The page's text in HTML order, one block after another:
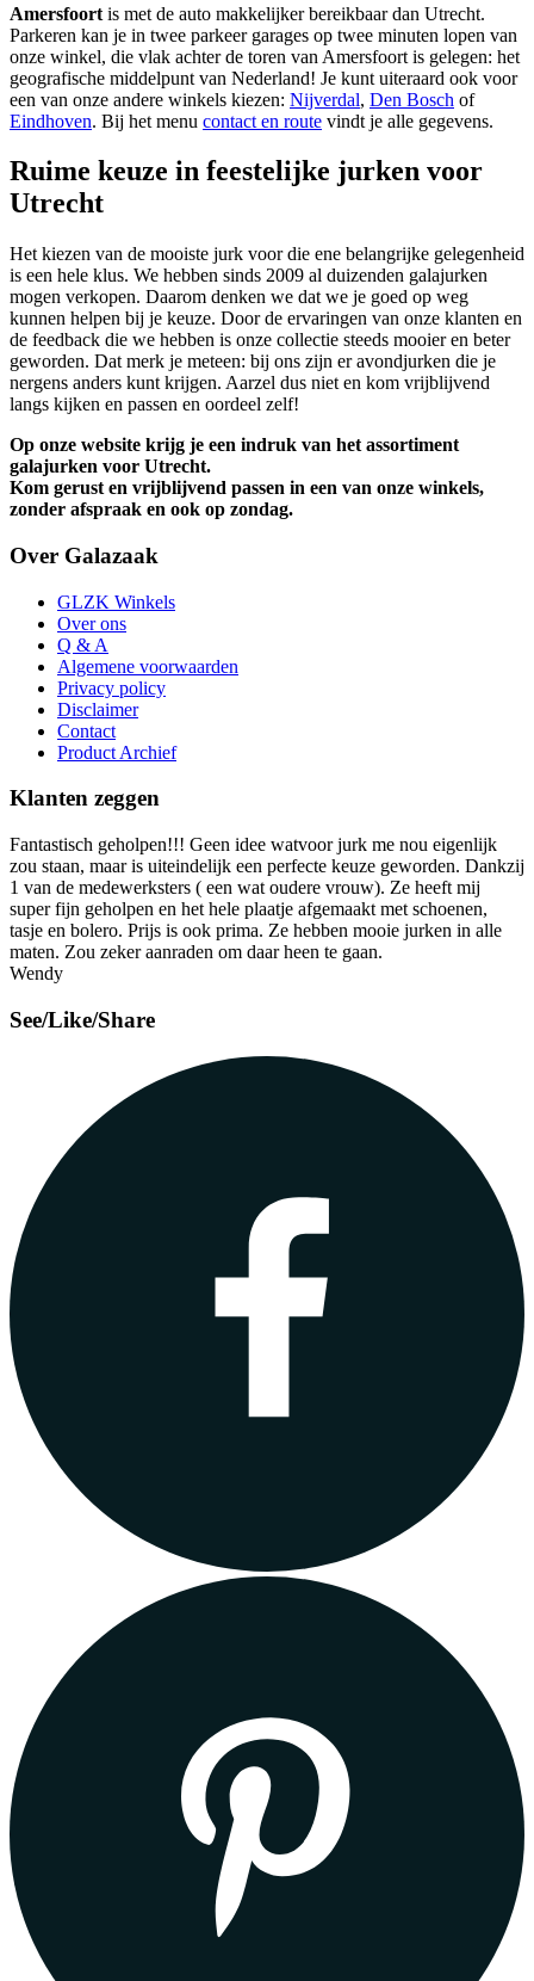
Amersfoort is met de auto makkelijker bereikbaar dan Utrecht.
Parkeren kan je in twee parkeer garages op twee minuten lopen van
onze winkel, die vlak achter de toren van Amersfoort is gelegen: het
geografische middelpunt van Nederland! Je kunt uiteraard ook voor
een van onze andere winkels kiezen: Nijverdal, Den Bosch of
Eindhoven. Bij het menu contact en route vindt je alle gegevens.
Ruime keuze in feestelijke jurken voor
Utrecht
Het kiezen van de mooiste jurk voor die ene belangrijke gelegenheid
is een hele klus. We hebben sinds 2009 al duizenden galajurken
mogen verkopen. Daarom denken we dat we je goed op weg
kunnen helpen bij je keuze. Door de ervaringen van onze klanten en
de feedback die we hebben is onze collectie steeds mooier en beter
geworden. Dat merk je meteen: bij ons zijn er avondjurken die je
nergens anders kunt krijgen. Aarzel dus niet en kom vrijblijvend
langs kijken en passen en oordeel zelf!
Op onze website krijg je een indruk van het assortiment
galajurken voor Utrecht.
Kom gerust en vrijblijvend passen in een van onze winkels,
zonder afspraak en ook op zondag.
Over Galazaak
GLZK Winkels
Over ons
Q & A
Algemene voorwaarden
Privacy policy
Disclaimer
Contact
Product Archief
Klanten zeggen
Fantastisch geholpen!!! Geen idee watvoor jurk me nou eigenlijk
zou staan, maar is uiteindelijk een perfecte keuze geworden. Dankzij
1 van de medewerksters ( een wat oudere vrouw). Ze heeft mij
super fijn geholpen en het hele plaatje afgemaakt met schoenen,
tasje en bolero. Prijs is ook prima. Ze hebben mooie jurken in alle
maten. Zou zeker aanraden om daar heen te gaan.
Wendy
See/Like/Share